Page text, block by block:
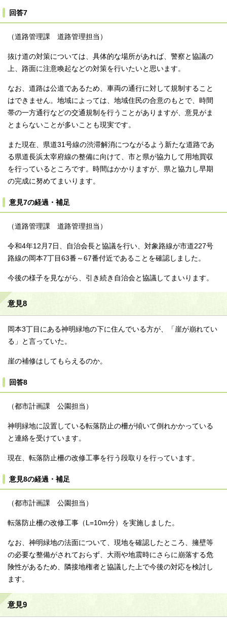
回答7
（道路管理課 道路管理担当）
抜け道の対策については、具体的な場所があれば、警察と協議の
上、路面に注意喚起などの対策を行いたいと思います。
なお、道路は公道であるため、車両の通行に対して規制すること
はできません。地域によっては、地域住民の合意のもとで、時間
帯の一方通行などの交通規制を行うことがありますが、意見がま
とまらないことが多いことも現実です。
また現在、県道31号線の渋滞解消につながるよう新たな道路であ
る県道長浜太宰府線の整備に向けて、市と県が協力して用地買収
を行っているところです。時間はかかりますが、県と協力し早期
の完成に努めてまいります。
意見7の経過・補足
（道路管理課 道路管理担当）
令和4年12月7日、自治会長と協議を行い、対象路線が市道227号
路線の岡本7丁目63番～67番付近であることを確認しました。
今後の様子を見ながら、引き続き自治会と協議してまいります。
意見8
岡本3丁目にある神明緑地の下に住んでいる方が、「崖が崩れてい
る」と言っていた。
崖の補修はしてもらえるのか。
回答8
（都市計画課 公園担当）
神明緑地に設置している転落防止の柵が傾いて倒れかかっている
と連絡を受けています。
現在、転落防止柵の改修工事を行う段取りを行っています。
意見8の経過・補足
（都市計画課 公園担当）
転落防止柵の改修工事（L=10m分）を実施しました。
なお、神明緑地の法面について、現地を確認したところ、擁壁等
の必要な整備がされておらず、大雨や地震時にさらに崩落する危
険性があるため、隣接地権者と協議した上で今後の対応を検討し
ます。
意見9